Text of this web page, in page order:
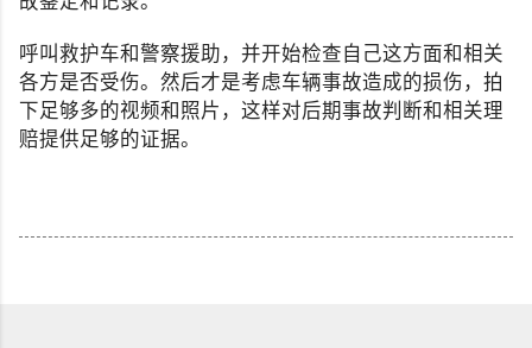
呼叫救护车和警察援助，并开始检查自己这方面和相关
各方是否受伤。然后才是考虑车辆事故造成的损伤，拍
下足够多的视频和照片，这样对后期事故判断和相关理
赔提供足够的证据。